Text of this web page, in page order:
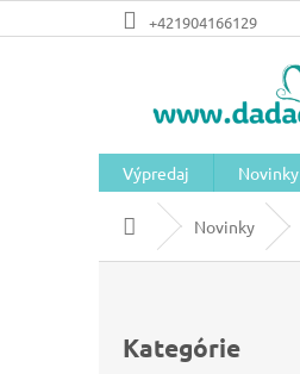
na
+421904166129
Výpredaj Novinky
DomovNovinky
kategórie
Kategórie